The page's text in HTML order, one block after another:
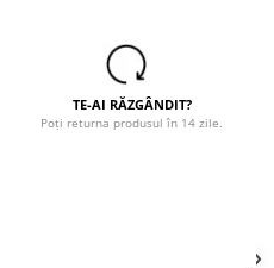
TE-AI RĂZGÂNDIT?
Poți returna produsul în 14 zile.